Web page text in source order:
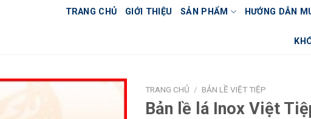
TRANG CHỦ GIỚI THIỆU SẢN PHẨM HƯỚNG DẪN
TRANG CHỦ / BẢN LỀ VIỆT TIỆP
Bản lề lá Inox Việt